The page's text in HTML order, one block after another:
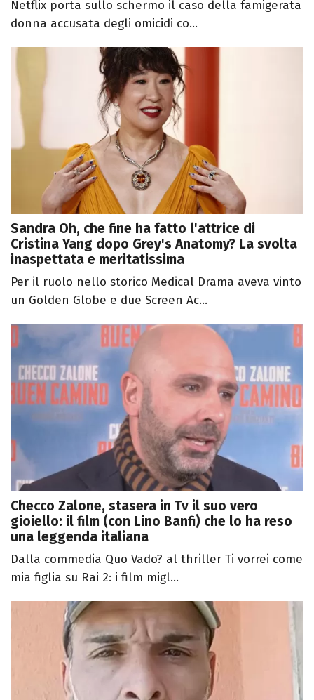
Netflix porta sullo schermo il caso della famigerata
donna accusata degli omicidi co...
Sandra Oh, che fine ha fatto l'attrice di
Cristina Yang dopo Grey's Anatomy? La svolta
inaspettata e meritatissima
Per il ruolo nello storico Medical Drama aveva vinto
un Golden Globe e due Screen Ac...
Checco Zalone, stasera in Tv il suo vero
gioiello: il film (con Lino Banfi) che lo ha reso
una leggenda italiana
Dalla commedia Quo Vado? al thriller Ti vorrei come
mia figlia su Rai 2: i film migl...